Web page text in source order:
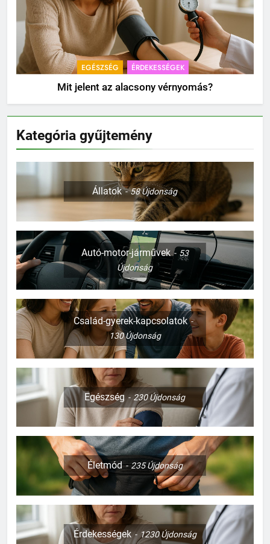
EGÉSZSÉG ÉRDEKESSÉGEK
Mit jelent az alacsony vérnyomás?
Kategória gyűjtemény
Állatok 58Újdonság
Autó-motor-járművek
53
Újdonság
Család-gyerek-kapcsolatok
130Újdonság
Egészség 230Újdonság
Életmód 235Újdonság
Érdekességek 1230Újdonság